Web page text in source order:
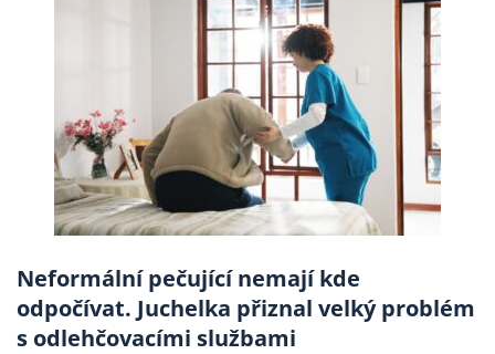
Neformální pečující nemají kde
odpočívat. Juchelka přiznal velký problém
s odlehčovacími službami